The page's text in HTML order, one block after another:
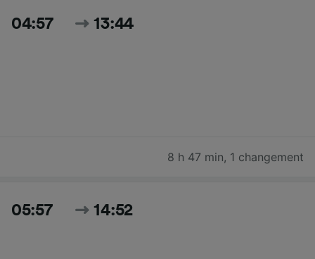
04:57 13:44
8 h 47 min, 1 changement
05:57 14:52